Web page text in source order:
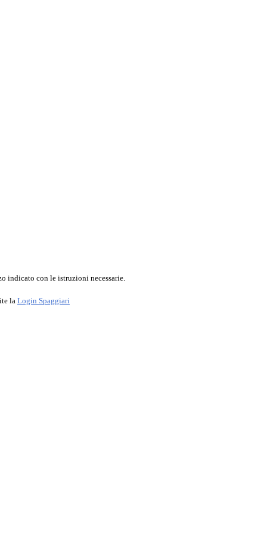
indicato con le istruzioni necessarie.
la Login Spaggiari